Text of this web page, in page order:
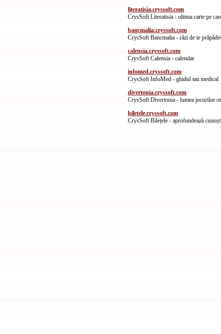
literatisia.cryssoft.com
CrysSoft Literatisia - ultima carte pe
bancmalia.cryssoft.com
CrysSoft Bancmalia - râzi de te
calensia.cryssoft.com
CrysSoft Calensia - calendar
infomed.cryssoft.com
CrysSoft InfoMed - ghidul tau medical
divertonia.cryssoft.com
CrysSoft Divertonia - lumea jocurilor
biletele.cryssoft.com
CrysSoft Bilețele - aprofundează